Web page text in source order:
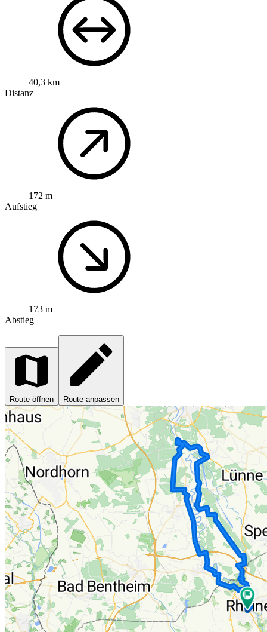
40,3 km
Distanz
172 m
Aufstieg
173 m
Abstieg
Route öffnen Route anpassen